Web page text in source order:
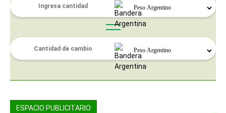
ESPACIO PUBLICITARIO